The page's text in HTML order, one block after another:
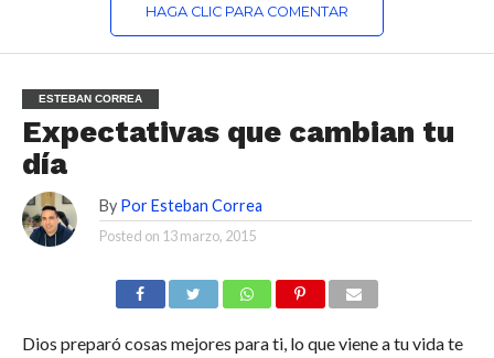
HAGA CLIC PARA COMENTAR
ESTEBAN CORREA
Expectativas que cambian tu
día
By Por Esteban Correa
Posted on 13 marzo, 2015
Dios preparó cosas mejores para ti, lo que viene a tu vida te